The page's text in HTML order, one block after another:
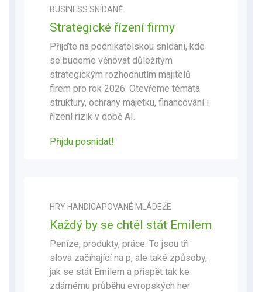
BUSINESS SNÍDANĚ
Strategické řízení firmy
Přijďte na podnikatelskou snídani, kde
se budeme věnovat důležitým
strategickým rozhodnutím majitelů
firem pro rok 2026. Otevřeme témata
struktury, ochrany majetku, financování i
řízení rizik v době AI.
Přijdu posnídat!
HRY HANDICAPOVANÉ MLÁDEŽE
Každý by se chtěl stát Emilem
Peníze, produkty, práce. To jsou tři
slova začínající na p, ale také způsoby,
jak se stát Emilem a přispět tak ke
zdárnému průběhu evropských her